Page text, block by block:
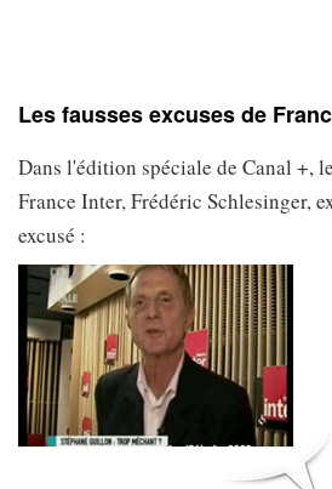
Les fausses excuses de
Dans l'édition spéciale de Canal +,
France Inter, Frédéric Schlesinger,
excusé :